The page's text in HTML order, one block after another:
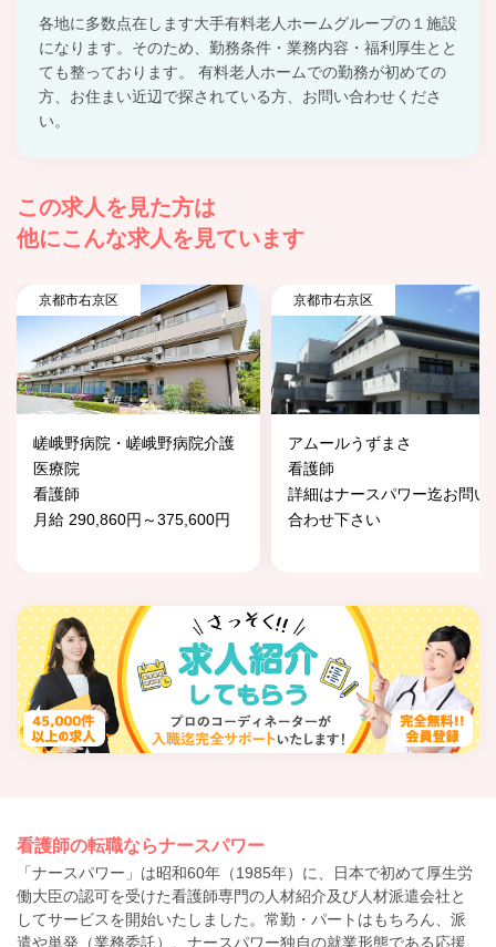
各地に多数点在します大手有料老人ホームグループの１施設
になります。そのため、勤務条件・業務内容・福利厚生とと
ても整っております。 有料老人ホームでの勤務が初めての
方、お住まい近辺で探されている方、お問い合わせくださ
い。
この求人を見た方は
他にこんな求人を見ています
京都市右京区
嵯峨野病院・嵯峨野病院介護
医療院
看護師
月給 290,860円～375,600円
京都市右京区
アムールうずまさ
看護師
詳細はナースパワー迄お問い
合わせ下さい
看護師の転職ならナースパワー
「ナースパワー」は昭和60年（1985年）に、日本で初めて厚生労
働大臣の認可を受けた看護師専門の人材紹介及び人材派遣会社と
してサービスを開始いたしました。常勤・パートはもちろん、派
遣や単発（業務委託）、ナースパワー独自の就業形態である応援